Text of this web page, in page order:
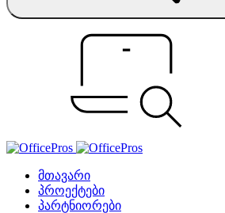
მთავარი
პროექტები
პარტნიორები